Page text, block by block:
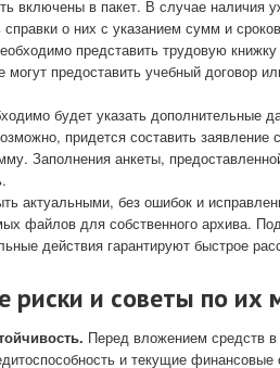
включены в пакет. В случае наличия
справки о них с указанием сумм и
представить трудовую
предоставить учебный договор
будет указать дополнительные
придется составить заявление
Заполнения анкеты,
актуальными, без ошибок и
файлов для собственного архива.
действия гарантируют быстрое
риски и советы по их
Перед вложением средств в
и текущие финансовые